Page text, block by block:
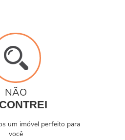
NÃO
um imóvel perfeito para
você